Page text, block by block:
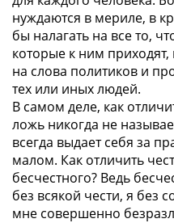
нуждаются в мериле, в
бы налагать на все то,
которые к ним
на слова политиков и
тех или иных людей.
В самом деле, как
ложь никогда не
всегда выдает себя за
малом. Как отличить
бесчестного? Ведь
без всякой чести, я без
мне совершенно